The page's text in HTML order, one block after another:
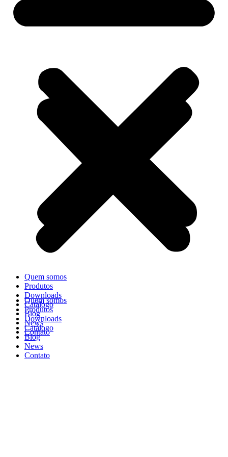
Quem somos
Produtos
Downloads
Catálogo
Blog
News
Contato
Quem somos
Produtos
Downloads
Catálogo
Blog
News
Contato